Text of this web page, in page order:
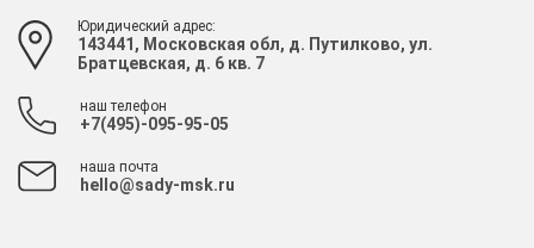
Юридический адрес:
143441, Московская обл, д. Путилково, ул.
Братцевская, д. 6 кв. 7
наш телефон
+7(495)-095-95-05
наша почта
hello@sady-msk.ru